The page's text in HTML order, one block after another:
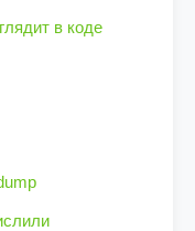
в коде